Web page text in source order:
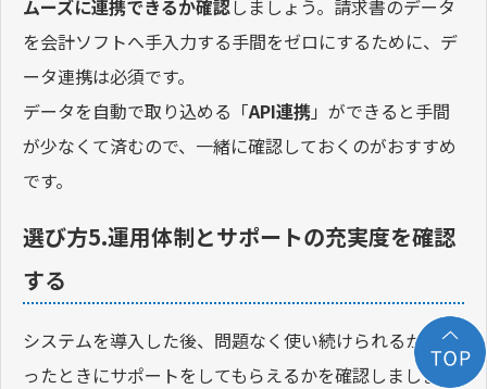
ムーズに連携できるか確認しましょう。請求書のデータ
を会計ソフトへ手入力する手間をゼロにするために、デ
ータ連携は必須です。
データを自動で取り込める「API連携」ができると手間
が少なくて済むので、一緒に確認しておくのがおすすめ
です。
選び方5.運用体制とサポートの充実度を確認
する
システムを導入した後、問題なく使い続けられるか、困
ったときにサポートをしてもらえるかを確認しましょ